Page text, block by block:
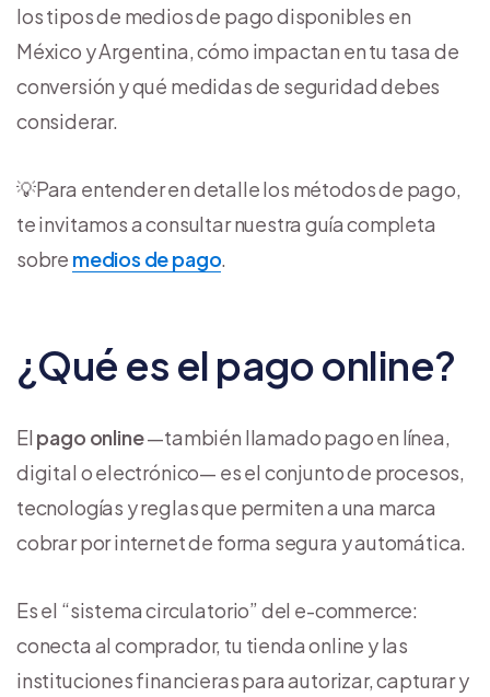
los tipos de medios de pago disponibles en
México y Argentina, cómo impactan en tu tasa de
conversión y qué medidas de seguridad debes
considerar.
💡Para entender en detalle los métodos de pago,
te invitamos a consultar nuestra guía completa
sobre medios de pago.
¿Qué es el pago online?
El pago online—también llamado pago en línea,
digital o electrónico— es el conjunto de procesos,
tecnologías y reglas que permiten a una marca
cobrar por internet de forma segura y automática.
Es el “sistema circulatorio” del e-commerce:
conecta al comprador, tu tienda online y las
instituciones financieras para autorizar, capturar y